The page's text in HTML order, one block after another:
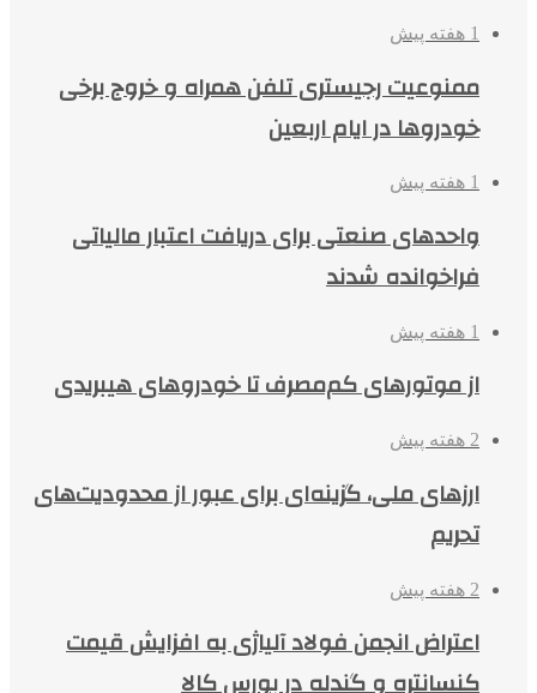
1 هفته پیش
ممنوعیت رجیستری تلفن همراه و خروج برخی
خودروها در ایام اربعین
1 هفته پیش
واحدهای صنعتی برای دریافت اعتبار مالیاتی
فراخوانده شدند
1 هفته پیش
از موتورهای کم‌مصرف تا خودروهای هیبریدی
2 هفته پیش
ارزهای ملی، گزینه‌ای برای عبور از محدودیت‌های
تحریم
2 هفته پیش
اعتراض انجمن فولاد آلیاژی به افزایش قیمت
کنسانتره و گندله در بورس کالا